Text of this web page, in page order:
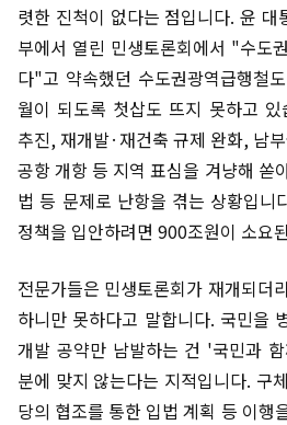
렷한 진척이 없다는 점입니다. 윤 대
부에서 열린 민생토론회에서 "수도
다"고 약속했던 수도권광역급행철
월이 되도록 첫삽도 뜨지 못하고
추진, 재개발·재건축 규제 완화, 남
공항 개항 등 지역 표심을 겨냥해 쏟
법 등 문제로 난항을 겪는 상황입니
정책을 입안하려면 900조원이 소요
전문가들은 민생토론회가 재개되더
하니만 못하다고 말합니다. 국민을
개발 공약만 남발하는 건 '국민과
분에 맞지 않는다는 지적입니다. 구
당의 협조를 통한 입법 계획 등 이행